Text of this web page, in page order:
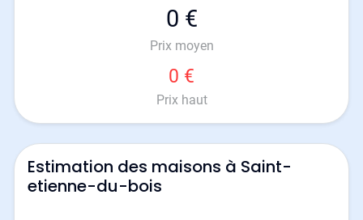
0 €
Prix moyen
0 €
Prix haut
Estimation des maisons à Saint-
etienne-du-bois